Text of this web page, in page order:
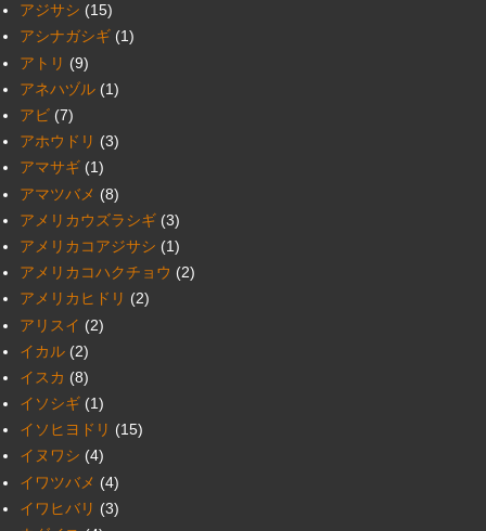
アジサシ (15)
アシナガシギ (1)
アトリ (9)
アネハヅル (1)
アビ (7)
アホウドリ (3)
アマサギ (1)
アマツバメ (8)
アメリカウズラシギ (3)
アメリカコアジサシ (1)
アメリカコハクチョウ (2)
アメリカヒドリ (2)
アリスイ (2)
イカル (2)
イスカ (8)
イソシギ (1)
イソヒヨドリ (15)
イヌワシ (4)
イワツバメ (4)
イワヒバリ (3)